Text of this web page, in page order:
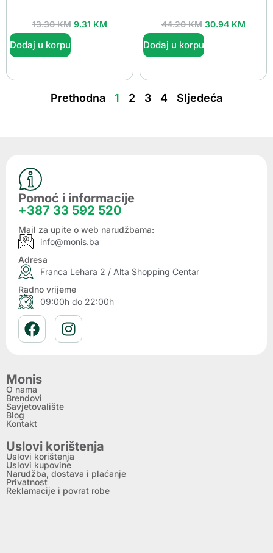
13.30KM 9.31 KM
Dodaj u korpu
44.20KM 30.94 KM
Dodaj u korpu
Prethodna 1 2 3 4 Sljedeća
Pomoć i informacije
+387 33 592 520
Mail za upite o web narudžbama:
info@monis.ba
Adresa
Franca Lehara 2 / Alta Shopping Centar
Radno vrijeme
09:00h do 22:00h
Monis
O nama
Brendovi
Savjetovalište
Blog
Kontakt
Uslovi korištenja
Uslovi korištenja
Uslovi kupovine
Narudžba, dostava i plaćanje
Privatnost
Reklamacije i povrat robe